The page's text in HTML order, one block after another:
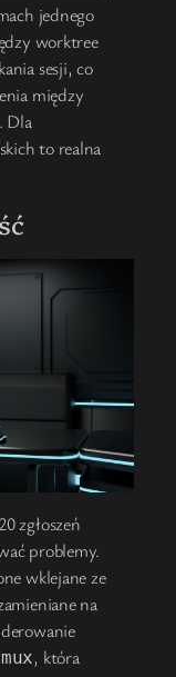
jednego
worktree
sesji, co
między
Dla
to realna
zgłoszeń
problemy.
wklejane ze
na
, która